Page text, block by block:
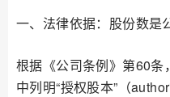
一、法律依据：股份数是
根据《公司条例》第60
中列明“授权股本”（